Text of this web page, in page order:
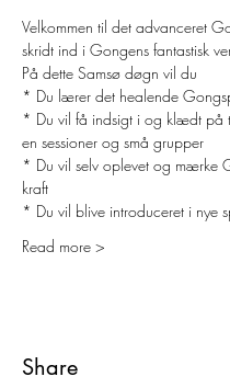
Velkommen til det advanceret
skridt ind i Gongens fantastisk
På dette Samsø døgn vil du
* Du lærer det healende
* Du vil få indsigt i og klædt på
en sessioner og små grupper
* Du vil selv oplevet og mærke
kraft
* Du vil blive introduceret i nye
Read more >
Share